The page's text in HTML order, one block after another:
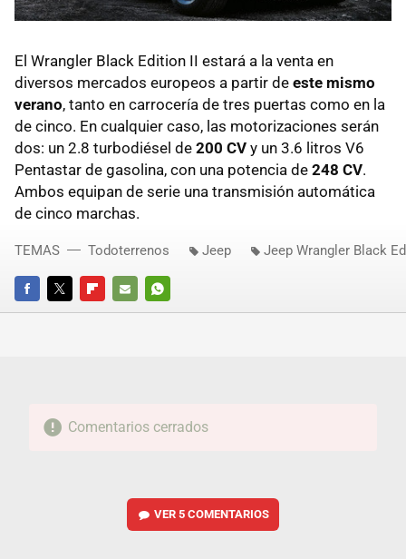
El Wrangler Black Edition II estará a la venta en
diversos mercados europeos a partir de este mismo
verano, tanto en carrocería de tres puertas como en la
de cinco. En cualquier caso, las motorizaciones serán
dos: un 2.8 turbodiésel de 200 CV y un 3.6 litros V6
Pentastar de gasolina, con una potencia de 248 CV.
Ambos equipan de serie una transmisión automática
de cinco marchas.
FACEBOOKTWITTERFLIPBOARD
E-
WHATSAPP
TEMAS Todoterrenos Jeep Jeep Wrangler Black
Comentarios cerrados
VER5 COMENTARIOS